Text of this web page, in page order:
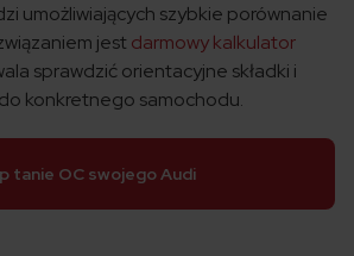
umożliwiających szybkie porównanie
jest darmowy kalkulator
sprawdzić orientacyjne składki i
konkretnego samochodu.
tanie OC swojego Audi